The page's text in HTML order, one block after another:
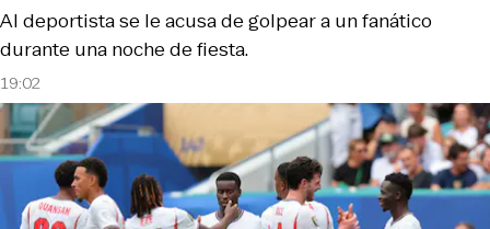
19:02
Al deportista se le acusa de golpear a un fanático
durante una noche de fiesta.